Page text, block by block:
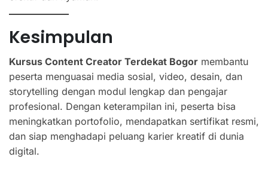
Kesimpulan
Kursus Content Creator Terdekat Bogor membantu
peserta menguasai media sosial, video, desain, dan
storytelling dengan modul lengkap dan pengajar
profesional. Dengan keterampilan ini, peserta bisa
meningkatkan portofolio, mendapatkan sertifikat resmi,
dan siap menghadapi peluang karier kreatif di dunia
digital.